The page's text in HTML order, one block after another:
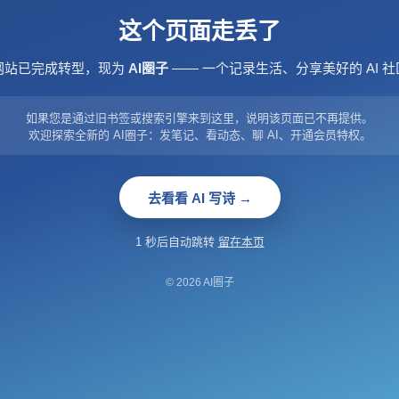
这个页面走丢了
站已完成转型，现为 AI圈子—— 一个记录生活、分享美好的 AI 社
如果您是通过旧书签或搜索引擎来到这里，说明该页面已不再提供。
欢迎探索全新的 AI圈子：发笔记、看动态、聊 AI、开通会员特权。
去看看 AI 写诗 →
1 秒后自动跳转 留在本页
© 2026 AI圈子